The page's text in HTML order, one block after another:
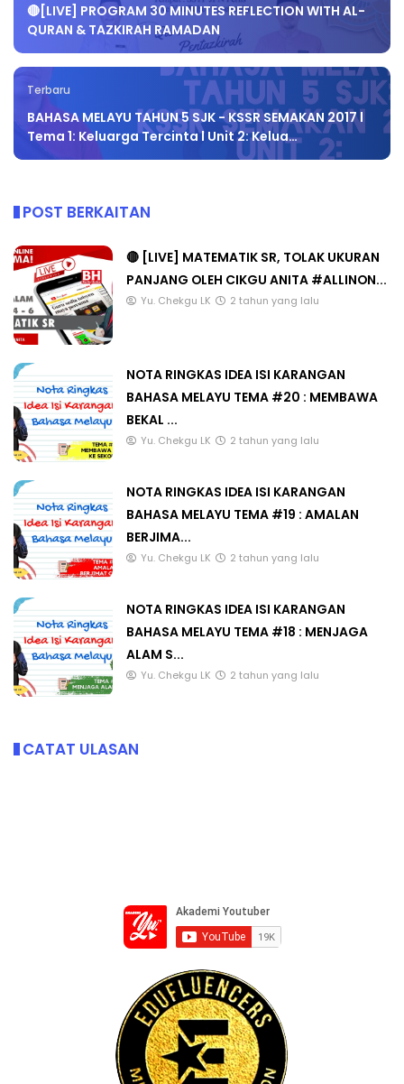
🔴[LIVE] PROGRAM 30 MINUTES REFLECTION WITH AL-
QURAN & TAZKIRAH RAMADAN
Terbaru
BAHASA MELAYU TAHUN 5 SJK - KSSR SEMAKAN 2017 l
Tema 1: Keluarga Tercinta l Unit 2: Kelua…
POST BERKAITAN
🔴 [LIVE] MATEMATIK SR, TOLAK UKURAN
PANJANG OLEH CIKGU ANITA #ALLINON...
Yu. Chekgu LK 2 tahun yang lalu
NOTA RINGKAS IDEA ISI KARANGAN
BAHASA MELAYU TEMA #20 : MEMBAWA
BEKAL ...
Yu. Chekgu LK 2 tahun yang lalu
NOTA RINGKAS IDEA ISI KARANGAN
BAHASA MELAYU TEMA #19 : AMALAN
BERJIMA...
Yu. Chekgu LK 2 tahun yang lalu
NOTA RINGKAS IDEA ISI KARANGAN
BAHASA MELAYU TEMA #18 : MENJAGA
ALAM S...
Yu. Chekgu LK 2 tahun yang lalu
CATAT ULASAN